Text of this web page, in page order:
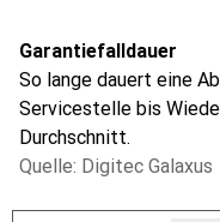
Garantiefalldauer
So lange dauert eine
Servicestelle bis
Durchschnitt.
Quelle: Digitec Galaxus